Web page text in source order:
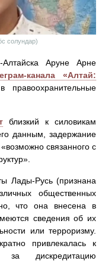
солундар)
Аруне Арне
канала «Алтай:
правоохранительные
близкий к силовикам
данным, задержание
связанного с
Лады-Русь (признана
общественных
что она внесена в
сведения об их
или терроризму.
привлекалась к
за дискредитацию